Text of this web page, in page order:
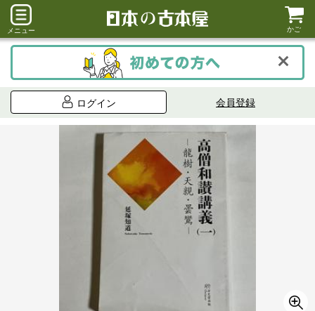
メニュー かご
ログイン 会員登録